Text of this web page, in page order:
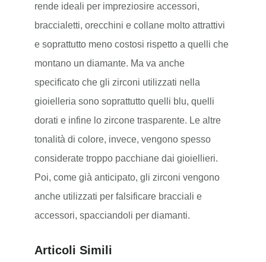
rende ideali per impreziosire accessori,
braccialetti, orecchini e collane molto attrattivi
e soprattutto meno costosi rispetto a quelli che
montano un diamante. Ma va anche
specificato che gli zirconi utilizzati nella
gioielleria sono soprattutto quelli blu, quelli
dorati e infine lo zircone trasparente. Le altre
tonalità di colore, invece, vengono spesso
considerate troppo pacchiane dai gioiellieri.
Poi, come già anticipato, gli zirconi vengono
anche utilizzati per falsificare bracciali e
accessori, spacciandoli per diamanti.
Articoli Simili